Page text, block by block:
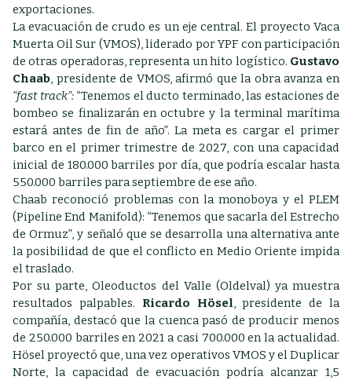
exportaciones.
La evacuación de crudo es un eje central. El proyecto Vaca
Muerta Oil Sur (VMOS), liderado por YPF con participación
de otras operadoras, representa un hito logístico. Gustavo
Chaab, presidente de VMOS, afirmó que la obra avanza en
“fast track”:“Tenemos el ducto terminado, las estaciones de
bombeo se finalizarán en octubre y la terminal marítima
estará antes de fin de año”. La meta es cargar el primer
barco en el primer trimestre de 2027, con una capacidad
inicial de 180.000 barriles por día, que podría escalar hasta
550.000 barriles para septiembre de ese año.
Chaab reconoció problemas con la monoboya y el PLEM
(Pipeline End Manifold): “Tenemos que sacarla del Estrecho
de Ormuz”, y señaló que se desarrolla una alternativa ante
la posibilidad de que el conflicto en Medio Oriente impida
el traslado.
Por su parte, Oleoductos del Valle (Oldelval) ya muestra
resultados palpables. Ricardo Hösel, presidente de la
compañía, destacó que la cuenca pasó de producir menos
de 250.000 barriles en 2021 a casi 700.000 en la actualidad.
Hösel proyectó que, una vez operativos VMOS y el Duplicar
Norte, la capacidad de evacuación podría alcanzar 1,5